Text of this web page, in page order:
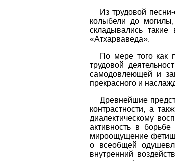
Из трудовой
колыбели до
складывались
«Атхарваведа».
По мере того как
трудовой
самодовлеющей и
прекрасного и
Древнейшие
контрастности, а
диалектическому
активность в
мироощущение
о всеобщей
внутренний